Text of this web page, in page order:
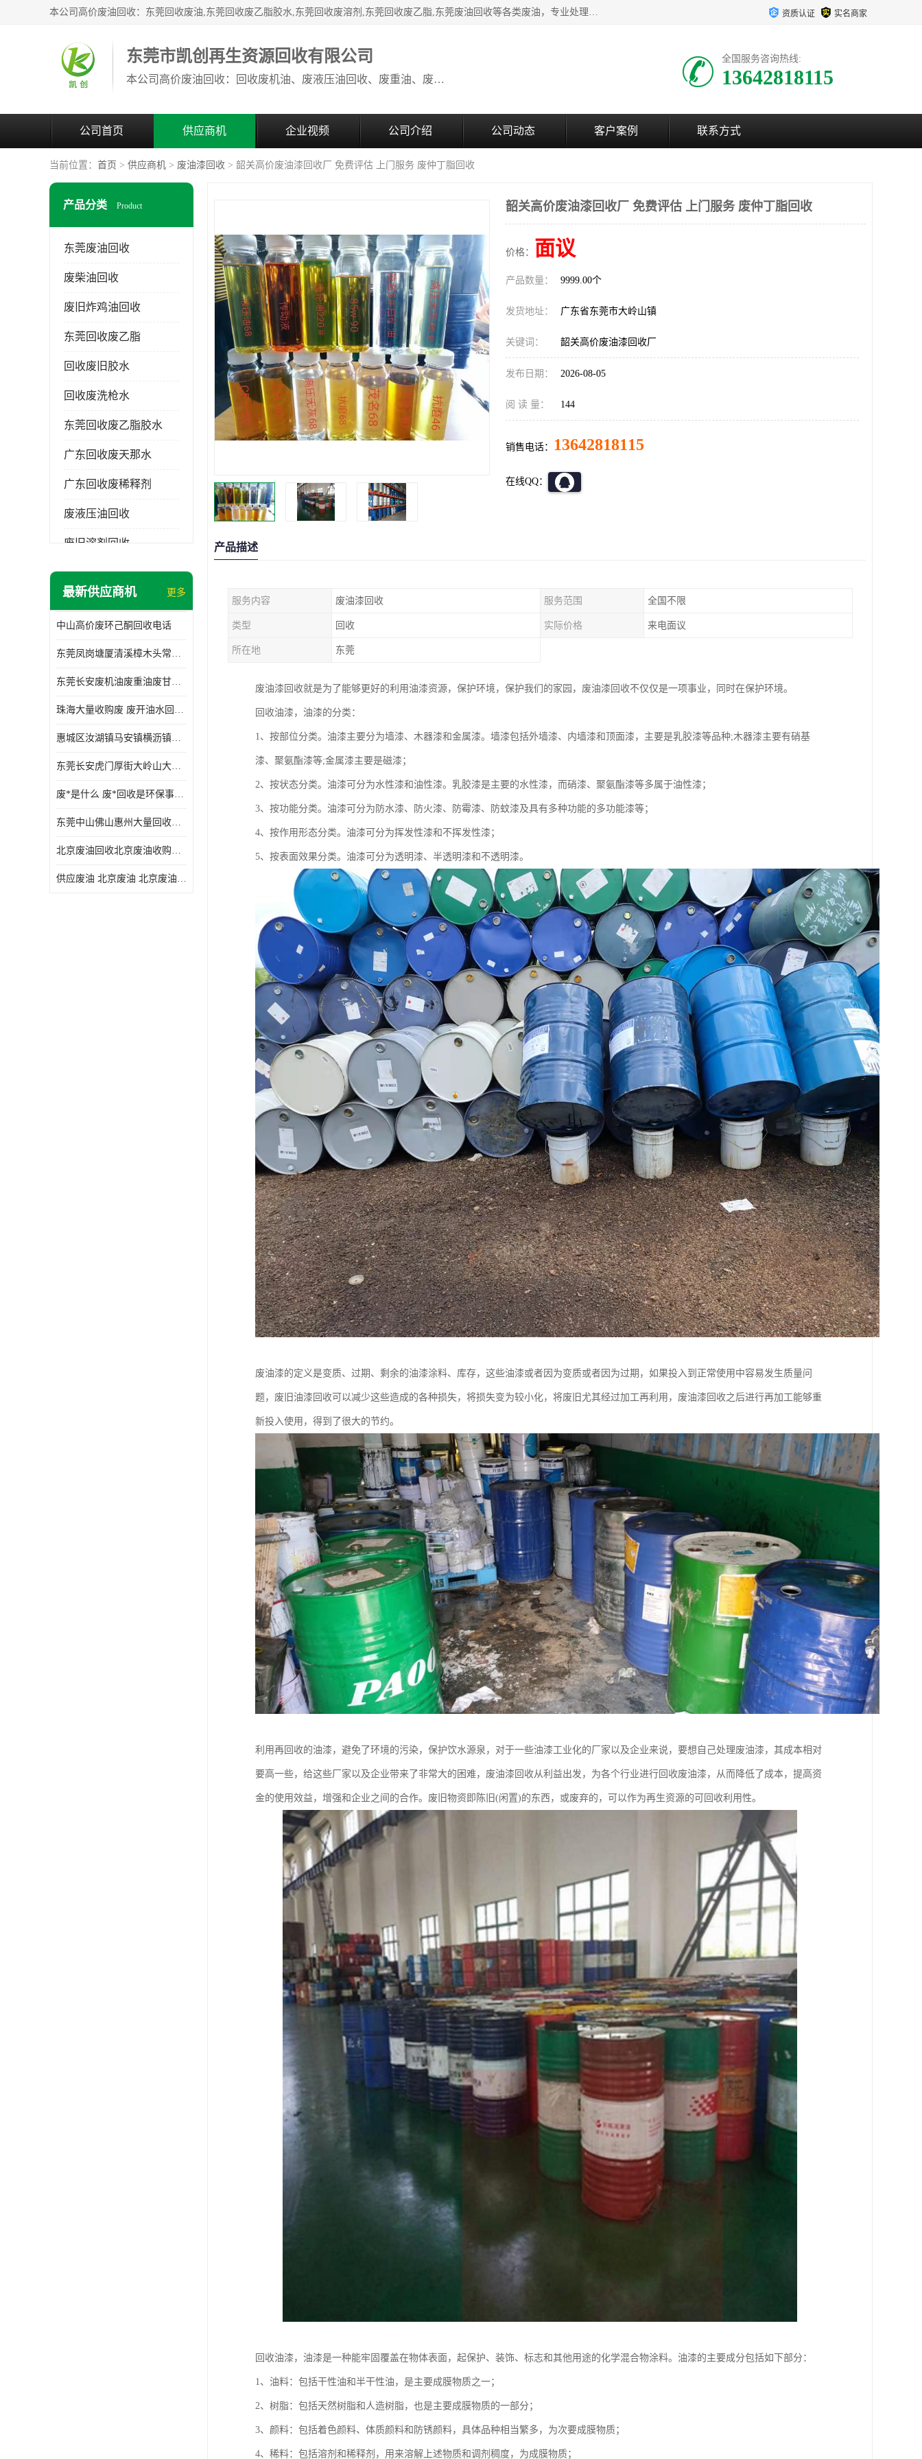
本公司高价废油回收：东莞回收废油,东莞回收废乙脂胶水,东莞回收废溶剂,东莞回收废乙脂,东莞废油回收等各类废油，专业处理从事化工产品研发与销售的综合型高科技服务性企业。我公司自成立以来，一直秉承“科技创新，立足诚信，感恩于心”的理念，力求设计与客户合作共赢的局面。在广大新老客户的大力支持下，我公司员工经过不懈努力，公司已快速发展成为国内知名化工企业。 资质认证 实名商家
东莞市凯创再生资源回收有限公司
本公司高价废油回收：回收废机油、废液压油回收、废重油、废食用油回收、废导热油、废、废油漆、废UV光油、废清、废白矿油、废变压器油
全国服务咨询热线:
13642818115
公司首页 供应商机 企业视频 公司介绍 公司动态 客户案例 联系方式
当前位置： 首页 > 供应商机 > 废油漆回收 > 韶关高价废油漆回收厂 免费评估 上门服务 废仲丁脂回收
产品分类 Product
东莞废油回收
废柴油回收
废旧炸鸡油回收
东莞回收废乙脂
回收废旧胶水
回收废洗枪水
东莞回收废乙脂胶水
广东回收废天那水
广东回收废稀释剂
废液压油回收
废旧溶剂回收
东莞回收废溶剂
废三氯乙烯回收
废混合溶剂回收
最新供应商机 更多
中山高价废环己酮回收电话
东莞凤岗塘厦清溪樟木头常平废液压油 废火花机油 废 废切削油 废齿轮油 废导轨油 废螺杆油
东莞长安废机油废重油废甘油废矿物油废燃料油废废润滑油废火花机油废油废齿轮油
珠海大量收购废 废开油水回收废酒精废废乙酯胶水废洗枪水废开油水废二废三氯丁脂乙脂废甲
惠城区汝湖镇马安镇横沥镇芦洲镇 惠阳新圩镇镇镇沙田镇废机油废液压油废润滑油废废火花机油废白电油废废齿轮油废白矿油废变压器油废燃料油
东莞长安虎门厚街大岭山大量回收废开油水废洗枪水废稀释剂
废*是什么 废*回收是环保事业吗
东莞中山佛山惠州大量回收废机油，废液压油，废润滑油，废，废火花机油，废白电油，废，废齿轮油，废白矿油，废变压器油，废燃料油，废切削油
北京废油回收北京废油收购再生注意的事项
供应废油 北京废油 北京废油回收 废油收购
韶关高价废油漆回收厂 免费评估 上门服务 废仲丁脂回收
价格： 面议
产品数量： 9999.00个
发货地址： 广东省东莞市大岭山镇
关键词： 韶关高价废油漆回收厂
发布日期： 2026-08-05
阅 读 量： 144
销售电话： 13642818115
在线QQ：
产品描述
服务内容 废油漆回收 服务范围 全国不限
类型 回收 实际价格 来电面议
所在地 东莞
废油漆回收就是为了能够更好的利用油漆资源，保护环境，保护我们的家园，废油漆回收不仅仅是一项事业，同时在保护环境。
回收油漆，油漆的分类：
1、按部位分类。油漆主要分为墙漆、木器漆和金属漆。墙漆包括外墙漆、内墙漆和顶面漆，主要是乳胶漆等品种;木器漆主要有硝基
漆、聚氨酯漆等;金属漆主要是磁漆；
2、按状态分类。油漆可分为水性漆和油性漆。乳胶漆是主要的水性漆，而硝漆、聚氨酯漆等多属于油性漆；
3、按功能分类。油漆可分为防水漆、防火漆、防霉漆、防蚊漆及具有多种功能的多功能漆等；
4、按作用形态分类。油漆可分为挥发性漆和不挥发性漆；
5、按表面效果分类。油漆可分为透明漆、半透明漆和不透明漆。
废油漆的定义是变质、过期、剩余的油漆涂料、库存，这些油漆或者因为变质或者因为过期，如果投入到正常使用中容易发生质量问
题，废旧油漆回收可以减少这些造成的各种损失，将损失变为较小化，将废旧尤其经过加工再利用，废油漆回收之后进行再加工能够重
新投入使用，得到了很大的节约。
利用再回收的油漆，避免了环境的污染，保护饮水源泉，对于一些油漆工业化的厂家以及企业来说，要想自己处理废油漆，其成本相对
要高一些，给这些厂家以及企业带来了非常大的困难，废油漆回收从利益出发，为各个行业进行回收废油漆，从而降低了成本，提高资
金的使用效益，增强和企业之间的合作。废旧物资即陈旧(闲置)的东西，或废弃的，可以作为再生资源的可回收利用性。
回收油漆，油漆是一种能牢固覆盖在物体表面，起保护、装饰、标志和其他用途的化学混合物涂料。油漆的主要成分包括如下部分：
1、油料：包括干性油和半干性油，是主要成膜物质之一；
2、树脂：包括天然树脂和人造树脂，也是主要成膜物质的一部分；
3、颜料：包括着色颜料、体质颜料和防锈颜料，具体品种相当繁多，为次要成膜物质；
4、稀料：包括溶剂和稀释剂，用来溶解上述物质和调剂稠度，为成膜物质；